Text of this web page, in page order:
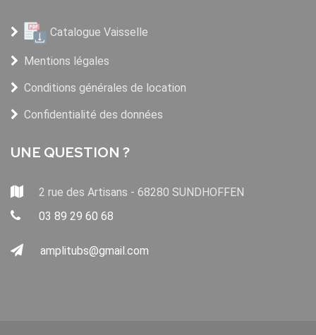
Catalogue Vaisselle
Mentions légales
Conditions générales de location
Confidentialité des données
UNE QUESTION ?
2 rue des Artisans - 68280 SUNDHOFFEN
03 89 29 60 68
amplitubs@gmail.com